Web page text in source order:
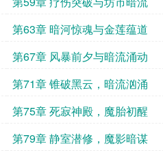
第63章 暗河惊魂与金莲蕴道
第67章 风暴前夕与暗流涌动
第71章 锥破黑云，暗流汹涌
第75章 死寂神殿，魔胎初醒
第79章 静室潜修，魔影暗谋